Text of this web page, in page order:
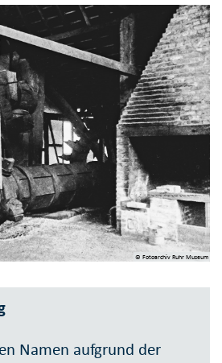
© Fotoarchiv Ruhr Museum
Namen aufgrund der